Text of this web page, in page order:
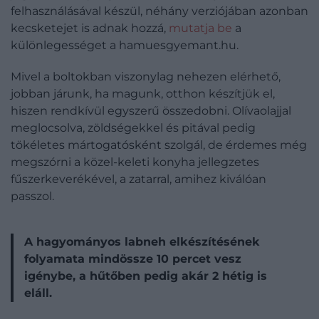
felhasználásával készül, néhány verziójában azonban
kecsketejet is adnak hozzá, mutatja be a
különlegességet a hamuesgyemant.hu.
Mivel a boltokban viszonylag nehezen elérhető,
jobban járunk, ha magunk, otthon készítjük el,
hiszen rendkívül egyszerű összedobni. Olívaolajjal
meglocsolva, zöldségekkel és pitával pedig
tökéletes mártogatósként szolgál, de érdemes még
megszórni a közel-keleti konyha jellegzetes
fűszerkeverékével, a zatarral, amihez kiválóan
passzol.
A hagyományos labneh elkészítésének
folyamata mindössze 10 percet vesz
igénybe, a hűtőben pedig akár 2 hétig is
eláll.